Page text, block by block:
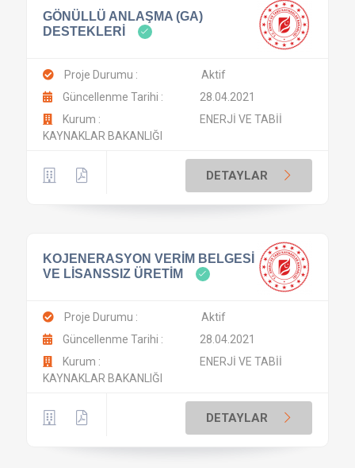
GÖNÜLLÜ ANLAŞMA (GA)
DESTEKLERİ
Proje Durumu :
Aktif
Güncellenme Tarihi :
28.04.2021
Kurum :
ENERJİ VE TABİİ
KAYNAKLAR BAKANLIĞI
DETAYLAR
KOJENERASYON VERİM BELGESİ
VE LİSANSSIZ ÜRETİM
Proje Durumu :
Aktif
Güncellenme Tarihi :
28.04.2021
Kurum :
ENERJİ VE TABİİ
KAYNAKLAR BAKANLIĞI
DETAYLAR